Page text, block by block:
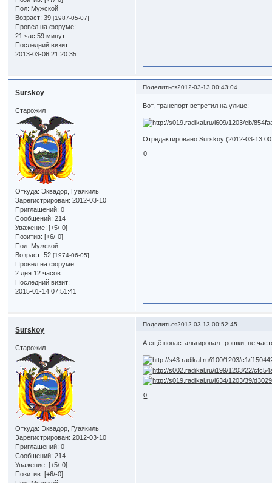
Пол: Мужской
Возраст: 39[1987-05-07]
Провел на форуме:
21 час 59 минут
Последний визит:
2013-03-06 21:20:35
Поделиться2012-03-13 00:43:04
Surskoy
Старожил
Откуда: Эквадор, Гуаякиль
Зарегистрирован: 2012-03-10
Приглашений: 0
Сообщений: 214
Уважение: [+5/-0]
Позитив: [+6/-0]
Пол: Мужской
Возраст: 52[1974-06-05]
Провел на форуме:
2 дня 12 часов
Последний визит:
2015-01-14 07:51:41
Вот, транспорт встретил на улице:
Отредактировано Surskoy (2012-03-13
0
Поделиться2012-03-13 00:52:45
Surskoy
Старожил
Откуда: Эквадор, Гуаякиль
Зарегистрирован: 2012-03-10
Приглашений: 0
Сообщений: 214
Уважение: [+5/-0]
Позитив: [+6/-0]
А ещё понастальгировал трошки, не
0